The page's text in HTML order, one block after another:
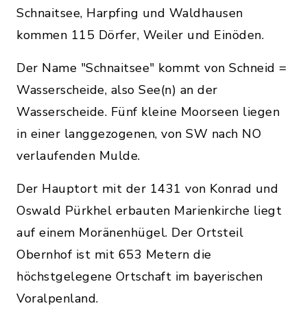
Schnaitsee, Harpfing und Waldhausen
kommen 115 Dörfer, Weiler und Einöden.
Der Name "Schnaitsee" kommt von Schneid =
Wasserscheide, also See(n) an der
Wasserscheide. Fünf kleine Moorseen liegen
in einer langgezogenen, von SW nach NO
verlaufenden Mulde.
Der Hauptort mit der 1431 von Konrad und
Oswald Pürkhel erbauten Marienkirche liegt
auf einem Moränenhügel. Der Ortsteil
Obernhof ist mit 653 Metern die
höchstgelegene Ortschaft im bayerischen
Voralpenland.